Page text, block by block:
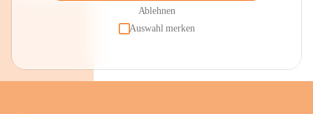
Ablehnen
Auswahl merken